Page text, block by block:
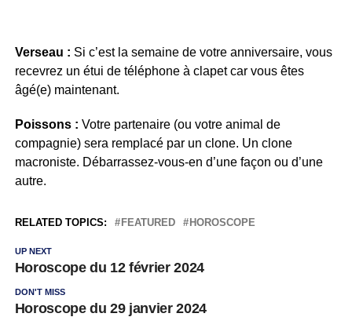
Verseau : Si c’est la semaine de votre anniversaire, vous
recevrez un étui de téléphone à clapet car vous êtes
âgé(e) maintenant.
Poissons : Votre partenaire (ou votre animal de
compagnie) sera remplacé par un clone. Un clone
macroniste. Débarrassez-vous-en d’une façon ou d’une
autre.
RELATED TOPICS: FEATURED HOROSCOPE
UP NEXT
Horoscope du 12 février 2024
DON'T MISS
Horoscope du 29 janvier 2024